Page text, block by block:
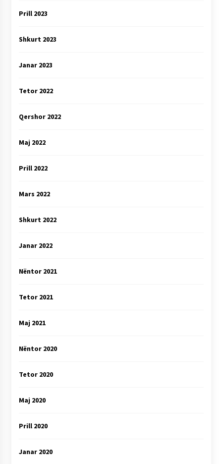
Prill 2023
Shkurt 2023
Janar 2023
Tetor 2022
Qershor 2022
Maj 2022
Prill 2022
Mars 2022
Shkurt 2022
Janar 2022
Nëntor 2021
Tetor 2021
Maj 2021
Nëntor 2020
Tetor 2020
Maj 2020
Prill 2020
Janar 2020